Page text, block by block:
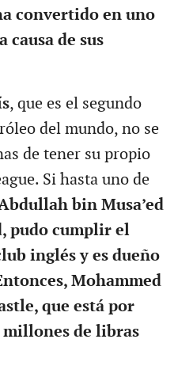
convertido en uno
causa de sus
, que es el segundo
del mundo, no se
de tener su propio
Si hasta uno de
bin Musa’ed
pudo cumplir el
inglés y es dueño
Mohammed
que está por
millones de libras